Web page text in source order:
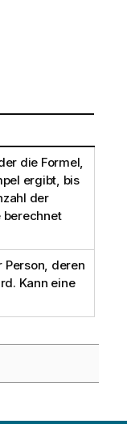
die Formel,
ergibt, bis
der
berechnet
Person, deren
Kann eine